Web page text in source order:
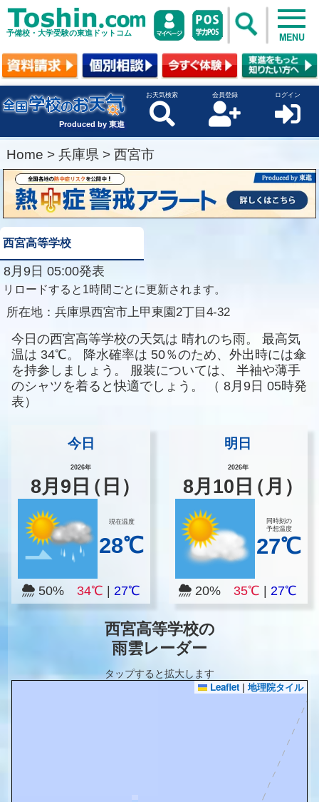
予備校・大学受験の東進ドットコム MENU
Produced by 東進
お天気検索 会員登録 ログイン
Home > 兵庫県 > 西宮市
西宮高等学校
8月9日 05:00発表
リロードすると1時間ごとに更新されます。
所在地： 兵庫県西宮市上甲東園2丁目4-32
今日の西宮高等学校の天気は 晴れのち雨。
最高気
温は 34℃。 降水確率は 50％のため、外出時には傘
を持参しましょう。
服装については、
半袖や薄手
のシャツを着ると快適でしょう。
（ 8月9日 05時発
表）
今日
2026年
8月 9 日（日）
現在温度
28℃
50% 34℃ 27℃
明日
2026年
8月 10 日（月）
同時刻の
予想温度
27℃
20% 35℃ |27℃
西宮高等学校の
雨雲レーダー
タップすると拡大します
Leaflet | 地理院タイル